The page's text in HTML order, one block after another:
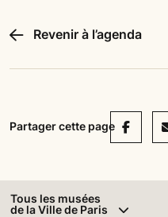
Revenir à l’agenda
Partager cette page
Tous les musées
de la Ville de Paris